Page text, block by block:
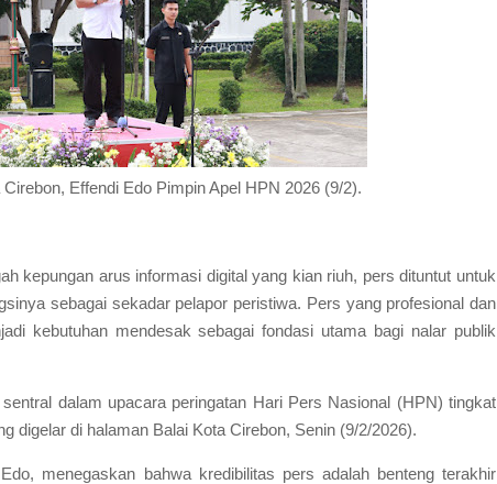
Cirebon, Effendi Edo Pimpin Apel HPN 2026 (9/2).
kepungan arus informasi digital yang kian riuh, pers dituntut untuk
sebagai sekadar pelapor peristiwa. Pers yang profesional dan
kebutuhan mendesak sebagai fondasi utama bagi nalar publik
dalam upacara peringatan Hari Pers Nasional (HPN) tingkat
digelar di halaman Balai Kota Cirebon, Senin (9/2/2026).
menegaskan bahwa kredibilitas pers adalah benteng terakhir